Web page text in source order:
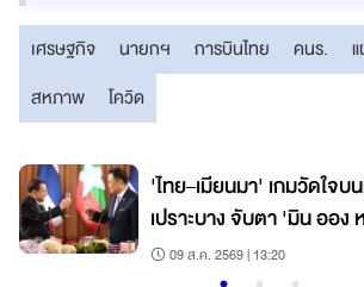
เศรษฐกิจ นายกฯ การบินไทย คนร.
สหภาพ
โควิด
'ไทย–เมียนมา' เกมวัดใจ
เปราะบาง จับตา 'มิน ออ
มิตรภาพ
09 ส.ค. 2569 | 13:20